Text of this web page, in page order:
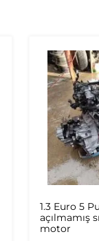
1.3 Euro 5
açılmamış
motor